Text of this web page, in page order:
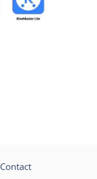
Contact